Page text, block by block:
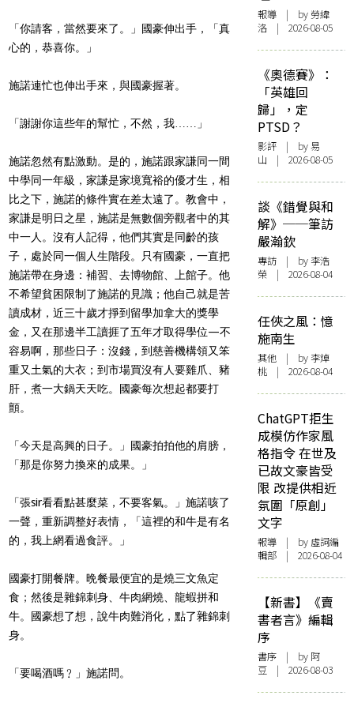
「你請客，當然要來了。」國豪伸出手，「真
心的，恭喜你。」
施諾連忙也伸出手來，與國豪握著。
「謝謝你這些年的幫忙，不然，我……」
施諾忽然有點激動。是的，施諾跟家謙同一間
中學同一年級，家謙是家境寬裕的優才生，相
比之下，施諾的條件實在差太遠了。教會中，
家謙是明日之星，施諾是無數個旁觀者中的其
中一人。沒有人記得，他們其實是同齡的孩
子，處於同一個人生階段。只有國豪，一直把
施諾帶在身邊：補習、去博物館、上館子。他
不希望貧困限制了施諾的見識；他自己就是苦
讀成材，近三十歲才掙到留學加拿大的獎學
金，又在那邊半工讀捱了五年才取得學位—不
容易啊，那些日子：沒錢，到慈善機構領又笨
重又土氣的大衣；到市場買沒有人要雞爪、豬
肝，煮一大鍋天天吃。國豪每次想起都要打
顫。
「今天是高興的日子。」國豪拍拍他的肩膀，
「那是你努力換來的成果。」
「張sir看看點甚麼菜，不要客氣。」施諾咳了
一聲，重新調整好表情，「這裡的和牛是有名
的，我上網看過食評。」
國豪打開餐牌。晩餐最便宜的是燒三文魚定
食；然後是雜錦刺身、牛肉網燒、龍蝦拼和
牛。國豪想了想，說牛肉難消化，點了雜錦刺
身。
「要喝酒嗎﹖」施諾問。
報導 | by 勞緯
洛 | 2026-08-05
《奧德賽》：
「英雄回
歸」，定
PTSD？
影評 | by 易
山 | 2026-08-05
談《錯覺與和
解》──筆訪
嚴瀚欽
專訪 | by 李浩
榮 | 2026-08-04
任俠之風：憶
施南生
其他 | by 李焯
桃 | 2026-08-04
ChatGPT拒生
成模仿作家風
格指令 在世及
已故文豪皆受
限 改提供相近
氛圍「原創」
文字
報導 | by 虛詞編
輯部 | 2026-08-04
【新書】《賣
書者言》編輯
序
書序 | by 阿
豆 | 2026-08-03